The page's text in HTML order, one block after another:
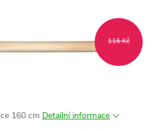
116 Kč
160 cm Detailní informace